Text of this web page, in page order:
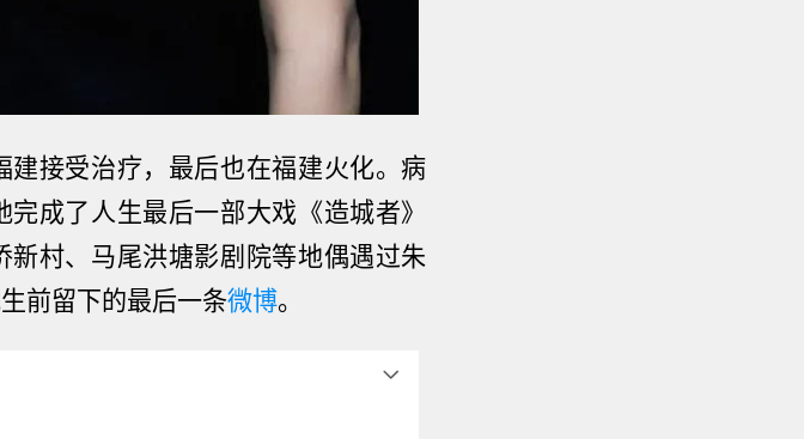
接受治疗，最后也在福建火化。病
成了人生最后一部大戏《造城者》
村、马尾洪塘影剧院等地偶遇过朱
前留下的最后一条微博。